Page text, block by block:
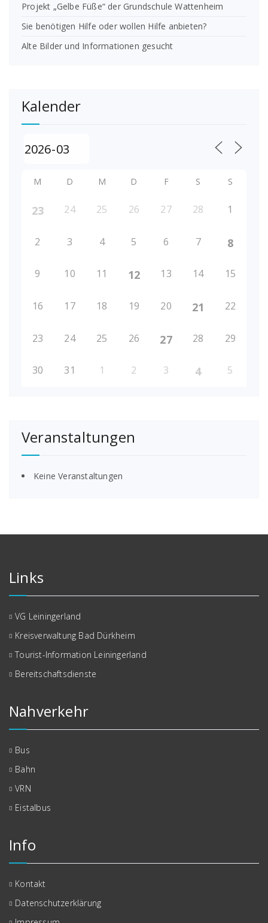
Projekt „Gelbe Füße“ der Grundschule Wattenheim
Sie benötigen Hilfe oder wollen Hilfe anbieten?
Alte Bilder und Informationen gesucht
Kalender
M D M D F S S
23 24 25 26 27 28 1
2 3 4 5 6 7 8
9 10 11 12 13 14 15
16 17 18 19 20 21 22
23 24 25 26 27 28 29
30 31 1 2 3 4 5
Veranstaltungen
Keine Veranstaltungen
Links
VG Leiningerland
Kreisverwaltung Bad Dürkheim
Tourist-Information Leiningerland
Bereitschaftsdienste
Nahverkehr
Bus
Bahn
VRN
Eistalbus
Info
Kontakt
Datenschutzerklärung